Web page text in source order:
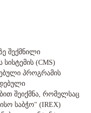
შექმნილი
(CMS)
პროგრამის
შეიქმნა, რომელსაც
საბჭო" (IREX)